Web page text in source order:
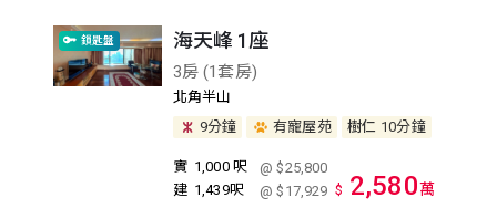
鎖匙盤 海天峰 1座
3房 (1套房)
北角半山
9分鐘
有寵屋苑 樹仁 10分鐘
實 1,000 呎
@ $25,800
建 1,439呎 @ $17,929 $ 2,580萬